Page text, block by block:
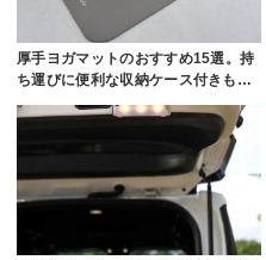
厚手ヨガマットのおすすめ15選。持
ち運びに便利な収納ケース付きも…